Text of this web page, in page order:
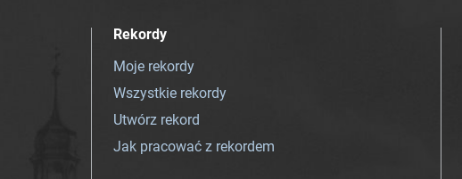
Rekordy
Moje rekordy
Wszystkie rekordy
Utwórz rekord
Jak pracować z rekordem